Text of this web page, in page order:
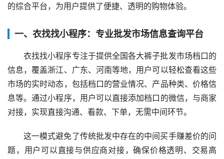
的综合平台，为用户提供了便捷、透明的购物体验。
一、衣找找小程序：专业批发市场信息查询平台
衣找找小程序专注于提供全国各大裤子批发市场档口的
信息，覆盖浙江、广东、河南等地，用户可以轻松查看这些
市场的实时动态，包括档口的营业情况、产品种类、价格信
息等。通过小程序，用户可以直接添加档口的微信，与商家
对接，实现直接沟通、看款、下单，无需中间环节。
这一模式避免了传统批发中存在的中间买手赚差价的问
题，用户可以直接与供应商对接，确保价格透明、交易高